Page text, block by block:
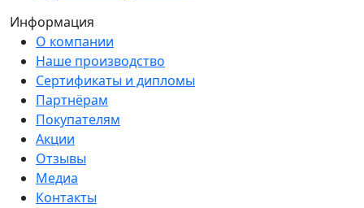
Информация
О компании
Наше производство
Сертификаты и дипломы
Партнёрам
Покупателям
Акции
Отзывы
Медиа
Контакты